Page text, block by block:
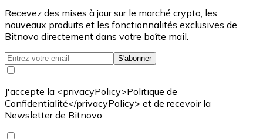
Recevez des mises à jour sur le marché crypto, les
nouveaux produits et les fonctionnalités exclusives de
Bitnovo directement dans votre boîte mail.
S'abonner
J'accepte la <privacyPolicy>Politique de
Confidentialité</privacyPolicy> et de recevoir la
Newsletter de Bitnovo